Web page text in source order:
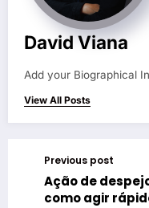
David Viana
Add your Biographical
View All Posts
Previous post
Ação de
como agir